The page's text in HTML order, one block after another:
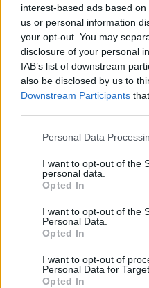
interest-based ads based
us or personal information
your opt-out. You may
disclosure of your personal
IAB’s list of downstream
also be disclosed by us to
Downstream Participants
Personal Data
I want to opt-out of the
personal data.
Opted In
I want to opt-out of the
Personal Data.
Opted In
I want to opt-out of
Personal Data for
Opted In